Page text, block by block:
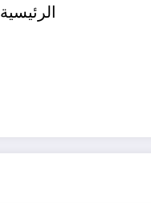
الرئيسية